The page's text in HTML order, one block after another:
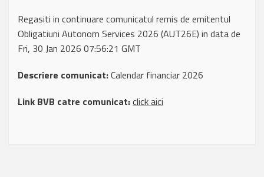
Regasiti in continuare comunicatul remis de emitentul
Obligatiuni Autonom Services 2026 (AUT26E) in data de
Fri, 30 Jan 2026 07:56:21 GMT
Descriere comunicat:Calendar financiar 2026
Link BVB catre comunicat:click aici